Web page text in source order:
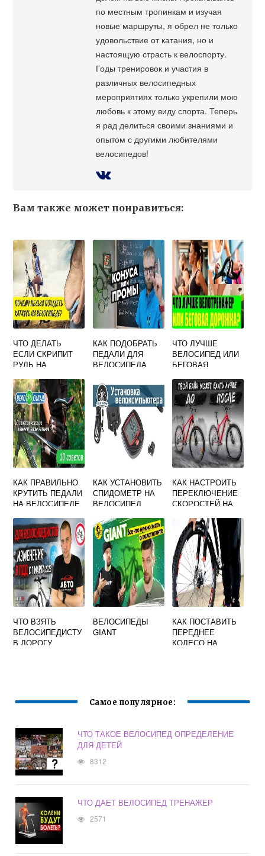
по местным тропинкам и изучая
новые маршруты, я обрел не только
удовольствие от катания, но и
настоящую страсть к велоспорту.
Годы тренировок и участия в
различных велосипедных
мероприятиях только укрепили мою
любовь к этому виду спорта. Теперь
я рад делиться своими знаниями и
опытом с другими любителями
велосипедов!
Вам также может понравиться:
ЧТО ДЕЛАТЬ
ЕСЛИ СКРИПИТ
РУЛЬ НА
КАК ПОДОБРАТЬ
ПЕДАЛИ ДЛЯ
ВЕЛОСИПЕДА
ЧТО ЛУЧШЕ
ВЕЛОСИПЕД ИЛИ
БЕГОВАЯ
КАК ПРАВИЛЬНО
КРУТИТЬ ПЕДАЛИ
НА ВЕЛОСИПЕДЕ
КАК УСТАНОВИТЬ
СПИДОМЕТР НА
ВЕЛОСИПЕД
КАК НАСТРОИТЬ
ПЕРЕКЛЮЧЕНИЕ
СКОРОСТЕЙ НА
SHIMANO 21
СКОРОСТЬ
ВИДЕО
ЧТО ВЗЯТЬ
ВЕЛОСИПЕДИСТУ
В ДОРОГУ
ВЕЛОСИПЕДЫ
GIANT
КАК ПОСТАВИТЬ
ПЕРЕДНЕЕ
КОЛЕСО НА
Самое популярное:
ЧТО ТАКОЕ ВЕЛОСИПЕД ОПРЕДЕЛЕНИЕ
ДЛЯ ДЕТЕЙ
8312
ЧТО ДАЕТ ВЕЛОСИПЕД ТРЕНАЖЕР
2571